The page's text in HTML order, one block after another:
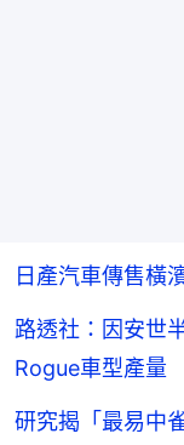
日產汽車傳售橫
路透社：因安世
Rogue車型產量
研究揭「最易